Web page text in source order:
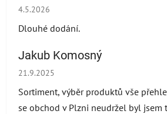
Hodnocení obchodu je 2 z 5
4.5.2026
Dlouhé dodání.
Jakub Komosný
Hodnocení obchodu je 5 z 5
21.9.2025
Sortiment, výběr produktů vše
se obchod v Plzni neudržel byl jsem